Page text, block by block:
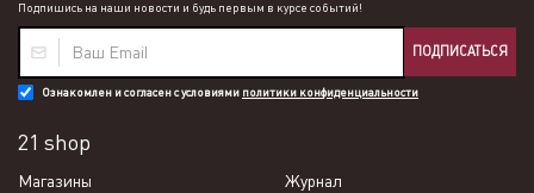
Подпишись на наши новости и будь первым в курсе событий!
ПОДПИСАТЬСЯ
Ознакомлен и согласен с условиями политики конфиденциальности
21 shop
Магазины
Журнал